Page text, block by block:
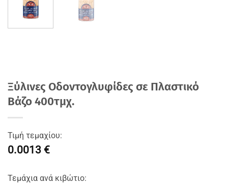
Ξύλινες Οδοντογλυφίδες σε Πλαστικό
Βάζο 400τμχ.
Τιμή τεμαχίου:
0.0013 €
Τεμάχια ανά κιβώτιο: